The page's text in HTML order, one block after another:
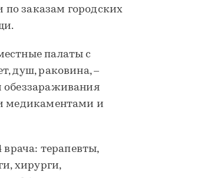
по заказам городских
палаты с
душ, раковина, –
обеззараживания
медикаментами и
врача: терапевты,
хирурги,